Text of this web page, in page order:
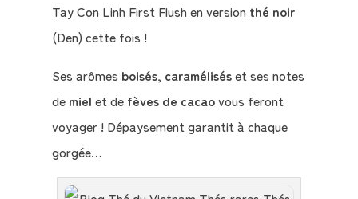
Tay Con Linh First Flush en version thé noir
(Den) cette fois !
Ses arômes boisés, caraméliséset ses notes
de miel et de fèves de cacaovous feront
voyager ! Dépaysement garantit à chaque
gorgée…